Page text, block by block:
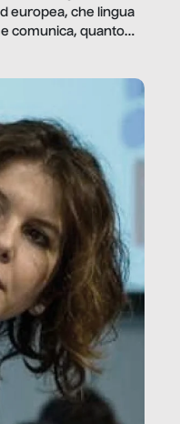
europea, che lingua
comunica, quanto